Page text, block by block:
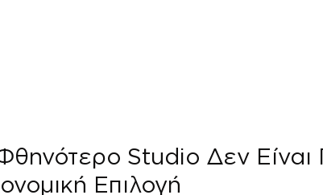
Studio Δεν Είναι
Επιλογή